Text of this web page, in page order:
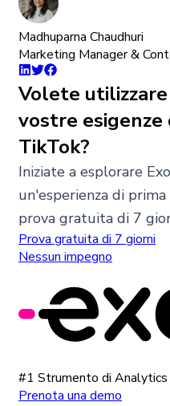
Madhuparna Chaudhuri
Marketing Manager &
Volete
vostre esigenze
TikTok?
Iniziate a esplorare
un'esperienza di
prova gratuita di 7
Prova gratuita di 7 giorni
Nessun impegno
#1 Strumento di
Prenota una demo